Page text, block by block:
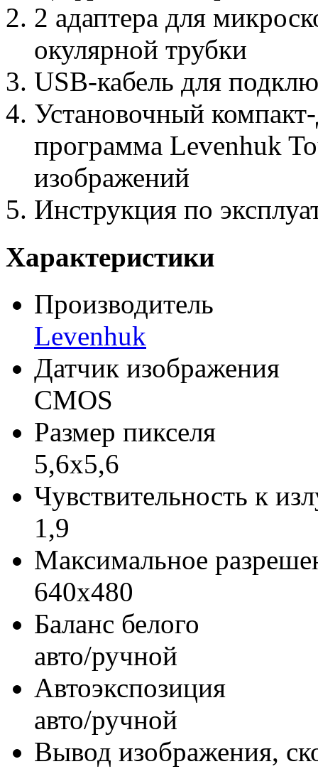
2 адаптера для
окулярной трубки
USB-кабель для
Установочный
программа Levenhuk
изображений
Инструкция по
Характеристики
Производитель
Levenhuk
Датчик изображения
CMOS
Размер пикселя
5,6х5,6
Чувствительность к
1,9
Максимальное
640х480
Баланс белого
авто/ручной
Автоэкспозиция
авто/ручной
Вывод изображения,